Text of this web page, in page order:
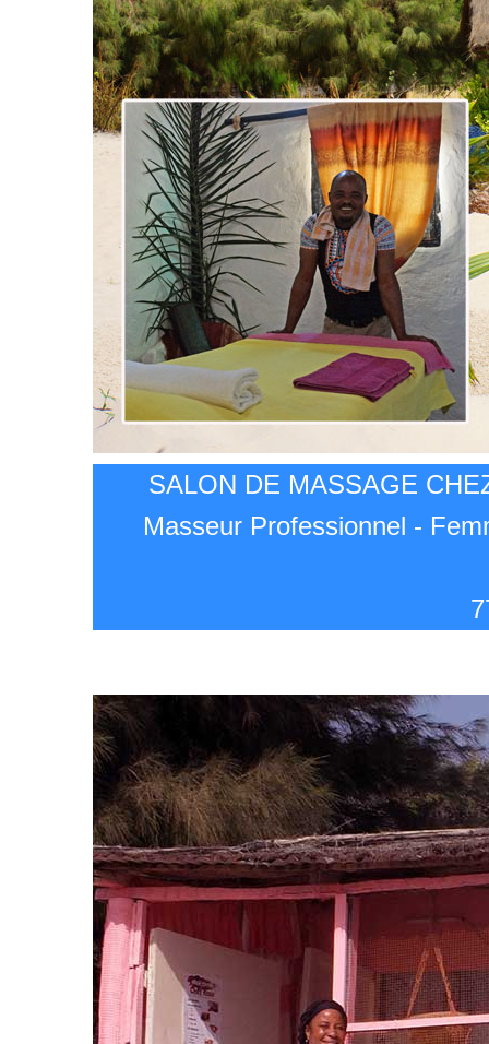
ACCUEIL |
SALON DE MASSAGE
Masseur Professionnel -